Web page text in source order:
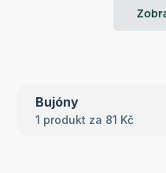
Bujóny
1 produkt za 81 Kč